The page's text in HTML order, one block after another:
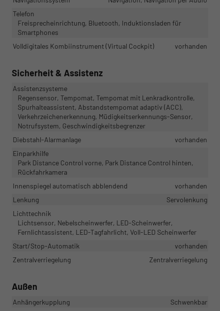
Telefon
Freisprecheinrichtung, Bluetooth, Induktionsladen für
Smartphones
Volldigitales Kombiinstrument (Virtual Cockpit)
vorhanden
Sicherheit & Assistenz
Assistenzsysteme
Regensensor, Tempomat, Tempomat mit Lenkradkontrolle,
Spurhalteassistent, Abstandstempomat adaptiv (ACC),
Verkehrzeichenerkennung, Müdigkeitserkennungs-Sensor,
Notrufsystem, Geschwindigkeitsbegrenzer
Diebstahl-Alarmanlage
vorhanden
Einparkhilfe
Park Distance Control vorne, Park Distance Control hinten,
Rückfahrkamera
Innenspiegel automatisch abblendend
vorhanden
Lenkung
Servolenkung
Lichttechnik
Lichtsensor, Nebelscheinwerfer, LED-Scheinwerfer,
Fernlichtassistent, LED-Tagfahrlicht, Voll-LED Scheinwerfer
Start/Stop-Automatik
vorhanden
Zentralverriegelung
Zentralverriegelung
Außen
Anhängerkupplung
Schwenkbar